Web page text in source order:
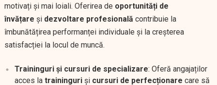
motivați și mai loiali. Oferirea de oportunități de
învățare și dezvoltare profesională contribuie la
îmbunătățirea performanței individuale și la creșterea
satisfacției la locul de muncă.
Traininguri și cursuri de specializare: Oferă angajaților
acces la traininguriși cursuri de perfecționare care să